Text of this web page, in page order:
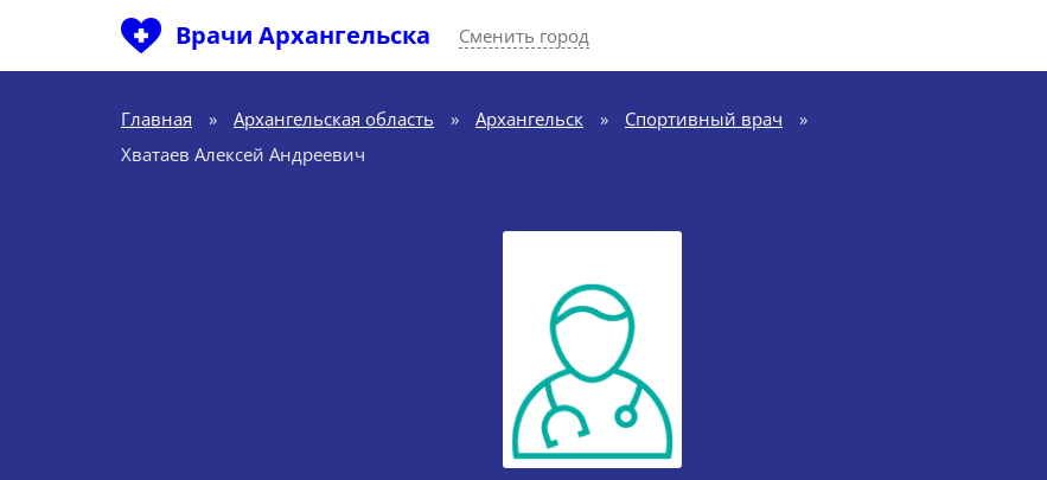
Врачи Архангельска Сменить город
Главная » Архангельская область » Архангельск » Спортивный врач
»
Хватаев Алексей Андреевич